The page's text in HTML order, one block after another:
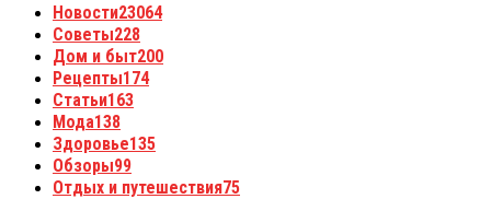
Новости23064
Советы228
Дом и быт200
Рецепты174
Статьи163
Мода138
Здоровье135
Обзоры99
Отдых и путешествия75